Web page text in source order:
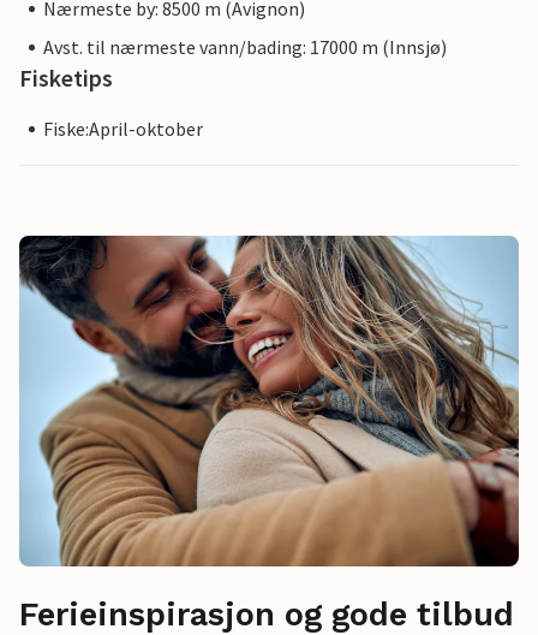
Nærmeste by: 8500 m (Avignon)
Avst. til nærmeste vann/bading: 17000 m (Innsjø)
Fisketips
Fiske:April-oktober
Ferieinspirasjon og gode tilbud